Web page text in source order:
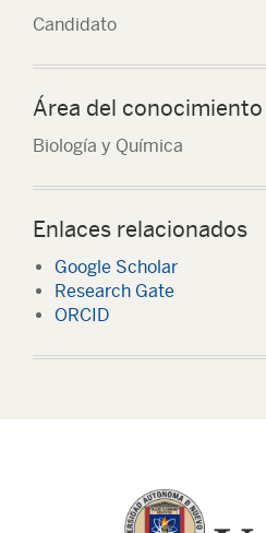
Candidato
Área del conocimiento
Biología y Química
Enlaces relacionados
Google Scholar
Research Gate
ORCID